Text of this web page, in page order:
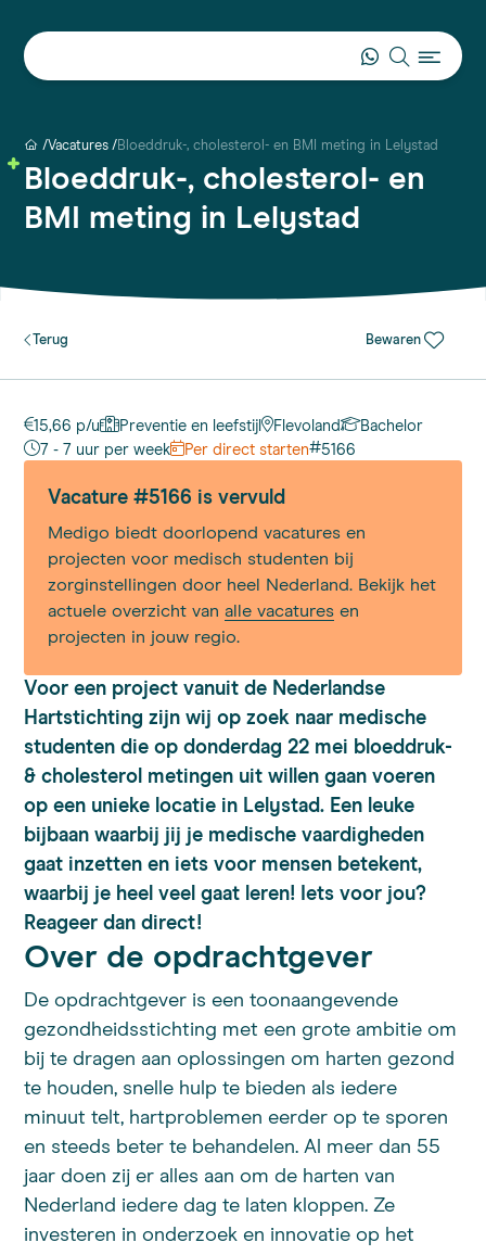
Vacatures Bloeddruk-, cholesterol- en BMI meting in Lelystad
Bloeddruk-, cholesterol- en
BMI meting in Lelystad
Terug Bewaren
15,66 p/u Preventie en leefstijl Flevoland
Bachelor
7 - 7 uur per week
Per direct starten#5166
Vacature #5166 is vervuld
Medigo biedt doorlopend vacatures en
projecten voor medisch studenten bij
zorginstellingen door heel Nederland. Bekijk het
actuele overzicht vanalle vacatures en
projecten in jouw regio.
Voor een project vanuit de Nederlandse
Hartstichting zijn wij op zoek naar medische
studenten die op donderdag 22 mei bloeddruk-
& cholesterol metingen uit willen gaan voeren
op een unieke locatie in Lelystad. Een leuke
bijbaan waarbij jij je medische vaardigheden
gaat inzetten en iets voor mensen betekent,
waarbij je heel veel gaat leren! Iets voor jou?
Reageer dan direct!
Over de opdrachtgever
De opdrachtgever is een toonaangevende
gezondheidsstichting met een grote ambitie om
bij te dragen aan oplossingen om harten gezond
te houden, snelle hulp te bieden als iedere
minuut telt, hartproblemen eerder op te sporen
en steeds beter te behandelen. Al meer dan 55
jaar doen zij er alles aan om de harten van
Nederland iedere dag te laten kloppen. Ze
investeren in onderzoek en innovatie op het